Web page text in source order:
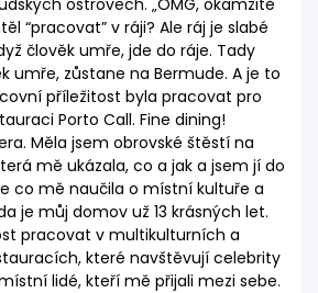
ostrovech. „OMG, okamžitě
“pracovat” v ráji? Ale ráj je slabé
člověk umře, jde do ráje. Tady
umře, zůstane na Bermude. A je to
příležitost byla pracovat pro
Porto Call. Fine dining!
Měla jsem obrovské štěstí na
mě ukázala, co a jak a jsem jí do
co mě naučila o místní kultuře a
je můj domov už 13 krásných let.
pracovat v multikulturních a
které navštěvují celebrity
lidé, kteří mě přijali mezi sebe.